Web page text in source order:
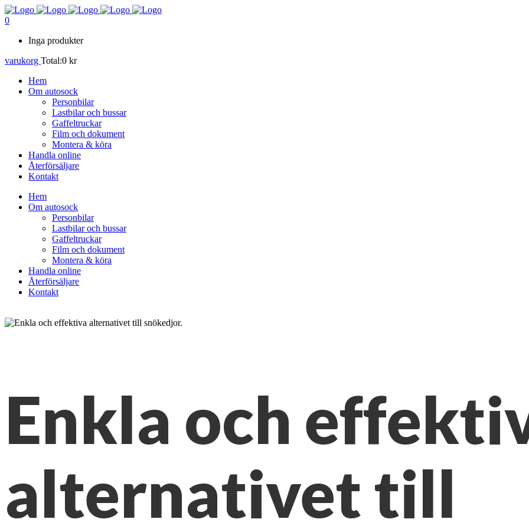
0
Inga produkter
varukorg Total:0 kr
Hem
Om autosock
Personbilar
Lastbilar och bussar
Gaffeltruckar
Film och dokument
Montera & köra
Handla online
Återförsäljare
Kontakt
Hem
Om autosock
Personbilar
Lastbilar och bussar
Gaffeltruckar
Film och dokument
Montera & köra
Handla online
Återförsäljare
Kontakt
Enkla och
alternativet till